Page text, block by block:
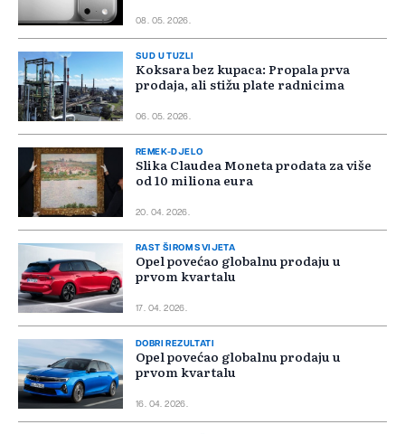
08. 05. 2026.
SUD U TUZLI
Koksara bez kupaca: Propala prva
prodaja, ali stižu plate radnicima
06. 05. 2026.
REMEK-DJELO
Slika Claudea Moneta prodata za više
od 10 miliona eura
20. 04. 2026.
RAST ŠIROM SVIJETA
Opel povećao globalnu prodaju u
prvom kvartalu
17. 04. 2026.
DOBRI REZULTATI
Opel povećao globalnu prodaju u
prvom kvartalu
16. 04. 2026.